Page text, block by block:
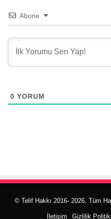
Abone
0 YORUM
© Telif Hakkı 2016- 2026, Tüm
İletişim Gizlilik